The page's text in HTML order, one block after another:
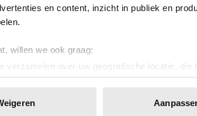
en content, inzicht in publiek en
willen we ook graag:
verzamelen over uw geografische locatie, die
identificeren door het actief te scannen op
elk moment wijzigen of intrekken in de